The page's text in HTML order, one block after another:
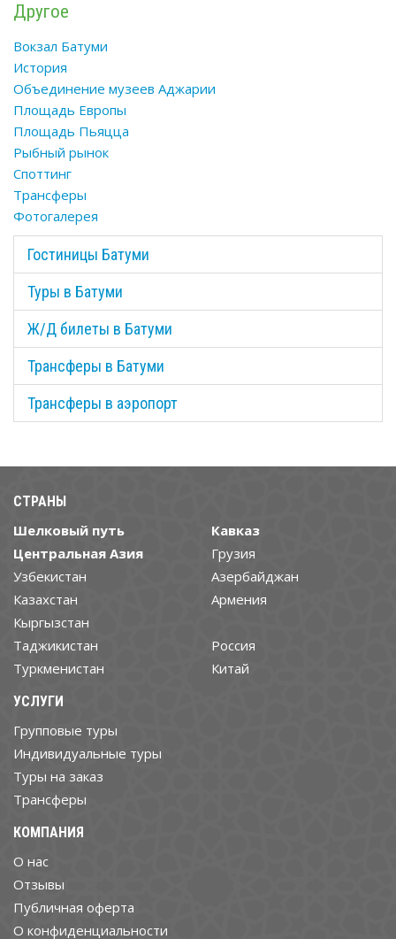
Другое
Вокзал Батуми
История
Объединение музеев Аджарии
Площадь Европы
Площадь Пьяцца
Рыбный рынок
Споттинг
Трансферы
Фотогалерея
Гостиницы Батуми
Туры в Батуми
Ж/Д билеты в Батуми
Трансферы в Батуми
Трансферы в аэропорт
СТРАНЫ
Шелковый путь
Центральная Азия
Узбекистан
Казахстан
Кыргызстан
Таджикистан
Туркменистан
Кавказ
Грузия
Азербайджан
Армения
Россия
Китай
УСЛУГИ
Групповые туры
Индивидуальные туры
Туры на заказ
Трансферы
КОМПАНИЯ
О нас
Отзывы
Публичная оферта
О конфиденциальности